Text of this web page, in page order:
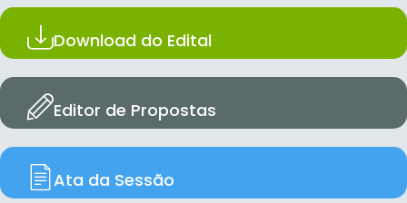
Download do Edital
Editor de Propostas
Ata da Sessão